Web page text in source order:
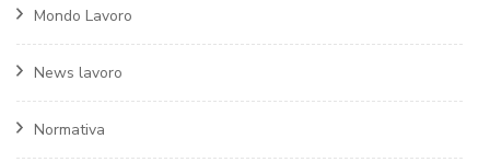
Mondo Lavoro
News lavoro
Normativa